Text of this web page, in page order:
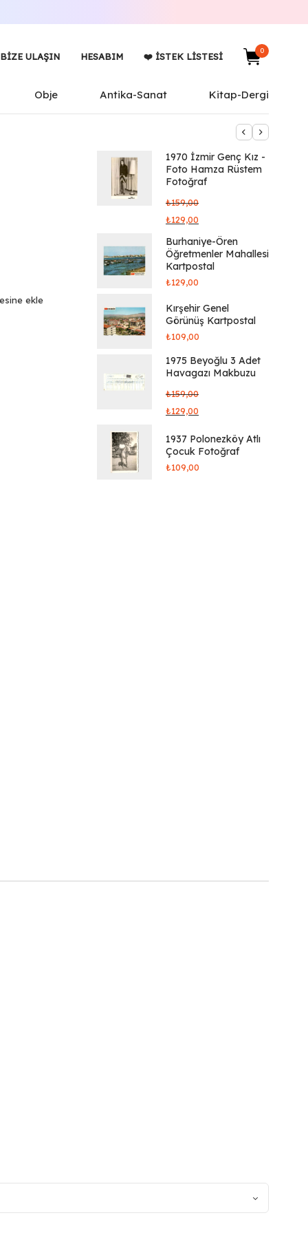
BIZE ULAŞIN HESABIM ❤️ İSTEK LISTESI
0
Obje Antika-Sanat Kitap-Dergi
ekle
1970 İzmir Genç Kız -
Foto Hamza Rüstem
Fotoğraf
₺159,00
₺129,00
Burhaniye-Ören
Öğretmenler Mahallesi
Kartpostal
₺129,00
Kırşehir Genel
Görünüş Kartpostal
₺109,00
1975 Beyoğlu 3 Adet
Havagazı Makbuzu
₺159,00
₺129,00
1937 Polonezköy Atlı
Çocuk Fotoğraf
₺109,00